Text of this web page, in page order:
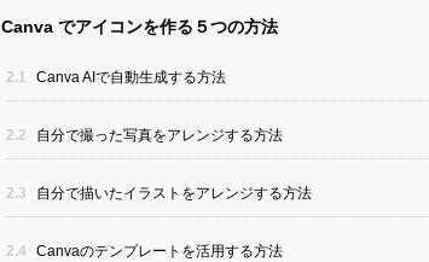
Canva でアイコンを作る５つの方法
2.1 Canva AIで自動生成する方法
2.2 自分で撮った写真をアレンジする方法
2.3 自分で描いたイラストをアレンジする方法
2.4 Canvaのテンプレートを活用する方法